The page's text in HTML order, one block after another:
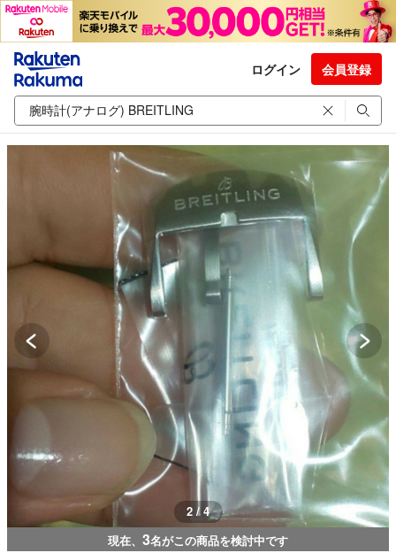
ログイン 会員登録
3 / 4
現在、 3名がこの商品を検討中です